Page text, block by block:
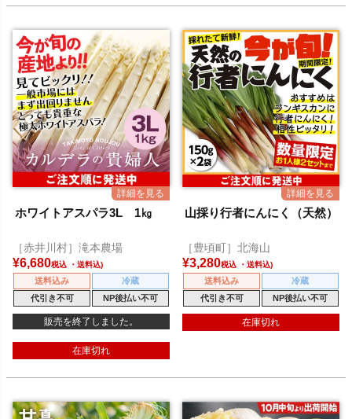
ホワイトアスパラ3L 1㎏
［赤井川村］滝本農場
¥6,680税込
送料込み
冷蔵
代引き不可
NP後払い不可
販売を終了しました。
在庫切れ
山採り行者にんにく（天然）
［豊頃町］北海山
¥3,280税込
送料込み
冷蔵
代引き不可
NP後払い不可
在庫切れ